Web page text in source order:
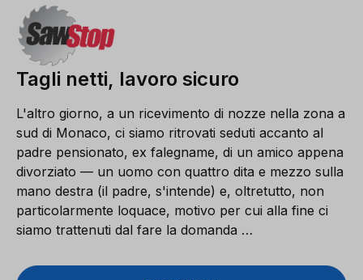
Tagli netti, lavoro sicuro
L'altro giorno, a un ricevimento di nozze nella zona a
sud di Monaco, ci siamo ritrovati seduti accanto al
padre pensionato, ex falegname, di un amico appena
divorziato — un uomo con quattro dita e mezzo sulla
mano destra (il padre, s'intende) e, oltretutto, non
particolarmente loquace, motivo per cui alla fine ci
siamo trattenuti dal fare la domanda …